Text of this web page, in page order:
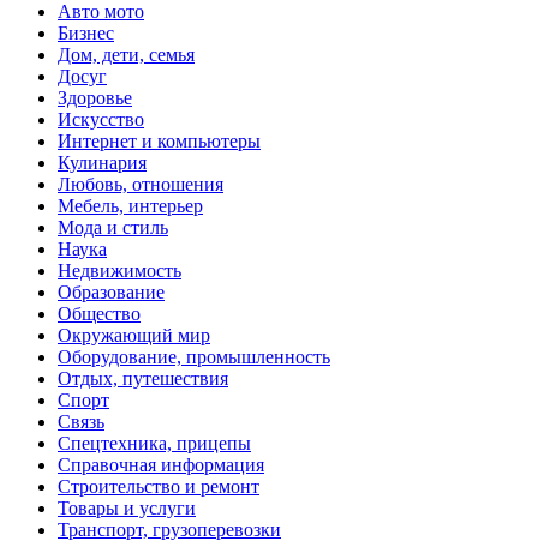
Авто мото
Бизнес
Дом, дети, семья
Досуг
Здоровье
Искусство
Интернет и компьютеры
Кулинария
Любовь, отношения
Мебель, интерьер
Мода и стиль
Наука
Недвижимость
Образование
Общество
Окружающий мир
Оборудование, промышленность
Отдых, путешествия
Спорт
Связь
Спецтехника, прицепы
Справочная информация
Строительство и ремонт
Товары и услуги
Транспорт, грузоперевозки